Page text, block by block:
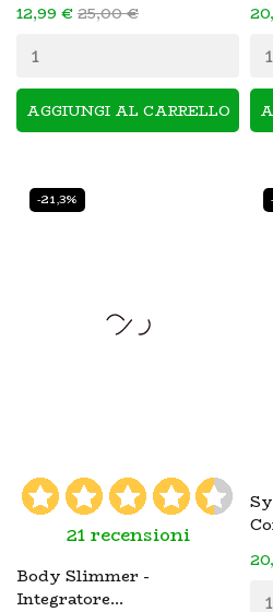
12,99 €25,00 €
AGGIUNGI AL CARRELLO
21 recensioni
Body Slimmer -
Integratore...
-21,3%